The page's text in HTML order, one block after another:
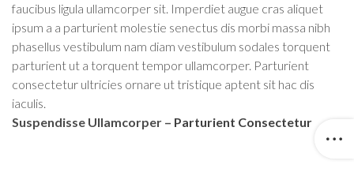
faucibus ligula ullamcorper sit. Imperdiet augue cras aliquet
ipsum a a parturient molestie senectus dis morbi massa nibh
phasellus vestibulum nam diam vestibulum sodales torquent
parturient ut a torquent tempor ullamcorper. Parturient
consectetur ultricies ornare ut tristique aptent sit hac dis
iaculis.
Suspendisse Ullamcorper – Parturient Consectetur